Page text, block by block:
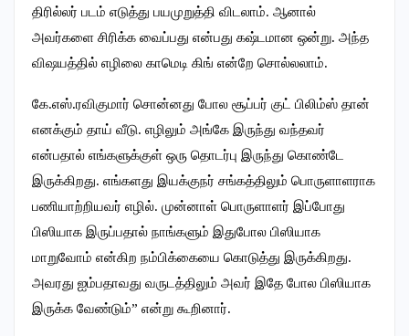
திரில்லர் படம் எடுத்து பயமுறுத்தி விடலாம். ஆனால்
அவர்களை சிரிக்க வைப்பது என்பது கஷ்டமான ஒன்று. அந்த
விஷயத்தில் எழிலை காமெடி கிங் என்றே சொல்லலாம்.
கே.எஸ்.ரவிகுமார் சொன்னது போல சூப்பர் குட் பிலிம்ஸ் தான்
எனக்கும் தாய் வீடு. எழிலும் அங்கே இருந்து வந்தவர்
என்பதால் எங்களுக்குள் ஒரு தொடர்பு இருந்து கொண்டே
இருக்கிறது. எங்களது இயக்குநர் சங்கத்திலும் பொருளாளராக
பணியாற்றியவர் எழில். முன்னாள் பொருளாளர் இப்போது
பிஸியாக இருப்பதால் நாங்களும் இதுபோல பிஸியாக
மாறுவோம் என்கிற நம்பிக்கையை கொடுத்து இருக்கிறது.
அவரது ஐம்பதாவது வருடத்திலும் அவர் இதே போல பிஸியாக
இருக்க வேண்டும்” என்று கூறினார்.